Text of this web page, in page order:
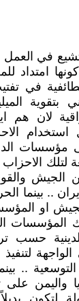
في العمل
امتداد
في
بتقوية
لان هم
مؤسسات
لتلك
.. بينما
او
المؤسسات
حسب
التوسعية ..
واليمن